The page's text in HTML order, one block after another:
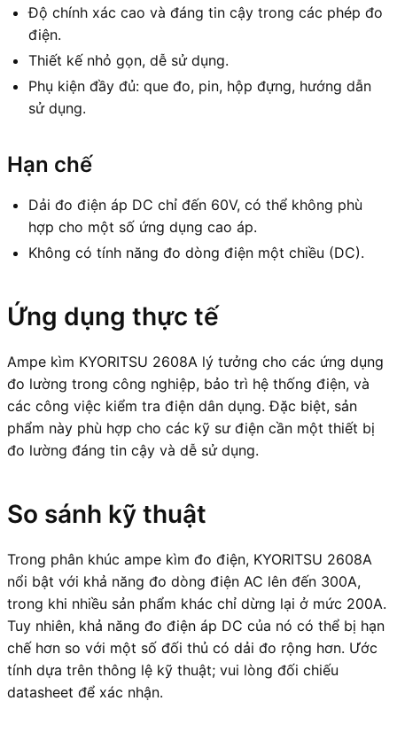
Độ chính xác cao và đáng tin cậy trong các phép đo
điện.
Thiết kế nhỏ gọn, dễ sử dụng.
Phụ kiện đầy đủ: que đo, pin, hộp đựng, hướng dẫn
sử dụng.
Hạn chế
Dải đo điện áp DC chỉ đến 60V, có thể không phù
hợp cho một số ứng dụng cao áp.
Không có tính năng đo dòng điện một chiều (DC).
Ứng dụng thực tế
Ampe kìm KYORITSU 2608A lý tưởng cho các ứng dụng
đo lường trong công nghiệp, bảo trì hệ thống điện, và
các công việc kiểm tra điện dân dụng. Đặc biệt, sản
phẩm này phù hợp cho các kỹ sư điện cần một thiết bị
đo lường đáng tin cậy và dễ sử dụng.
So sánh kỹ thuật
Trong phân khúc ampe kìm đo điện, KYORITSU 2608A
nổi bật với khả năng đo dòng điện AC lên đến 300A,
trong khi nhiều sản phẩm khác chỉ dừng lại ở mức 200A.
Tuy nhiên, khả năng đo điện áp DC của nó có thể bị hạn
chế hơn so với một số đối thủ có dải đo rộng hơn. Ước
tính dựa trên thông lệ kỹ thuật; vui lòng đối chiếu
datasheet để xác nhận.